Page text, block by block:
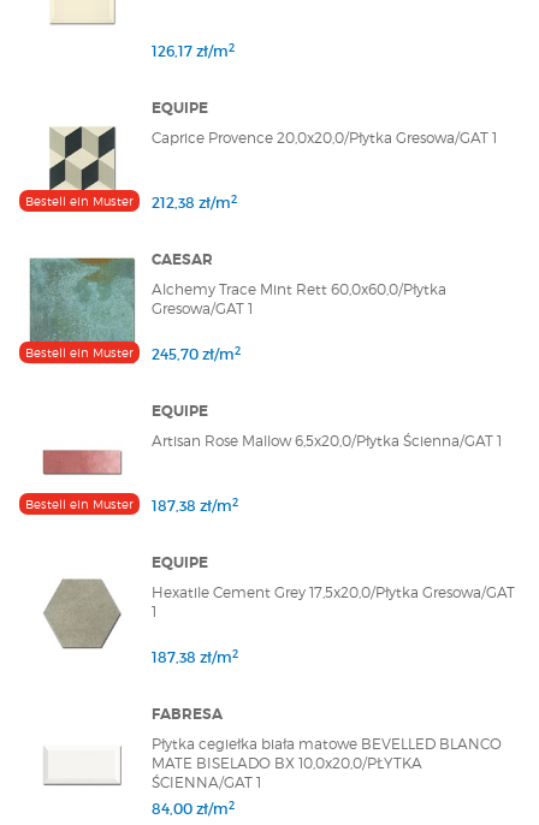
126,17 zł/m2
Bestell ein Muster
EQUIPE
Caprice Provence 20,0x20,0/Płytka Gresowa/GAT 1
212,38 zł/m2
Bestell ein Muster
CAESAR
Alchemy Trace Mint Rett 60,0x60,0/Płytka
Gresowa/GAT 1
245,70 zł/m2
Bestell ein Muster
EQUIPE
Artisan Rose Mallow 6,5x20,0/Płytka Ścienna/GAT 1
187,38 zł/m2
EQUIPE
Hexatile Cement Grey 17,5x20,0/Płytka Gresowa/GAT
1
187,38 zł/m2
FABRESA
Płytka cegiełka biała matowe BEVELLED BLANCO
MATE BISELADO BX 10,0x20,0/PŁYTKA
ŚCIENNA/GAT 1
84,00 zł/m2